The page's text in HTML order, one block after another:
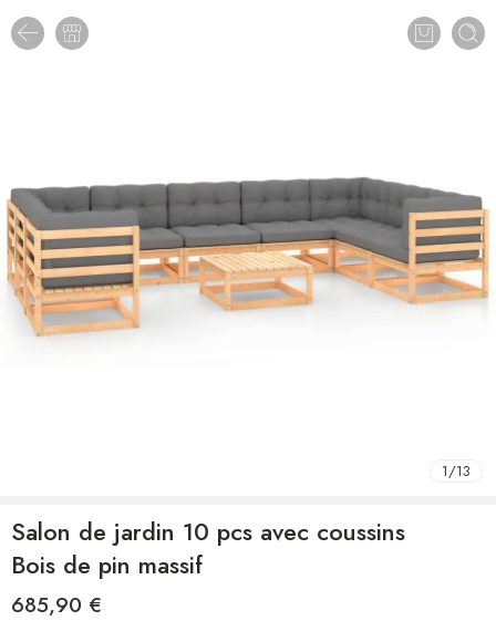
1/13
Salon de jardin 10 pcs avec coussins
Bois de pin massif
685,90 €